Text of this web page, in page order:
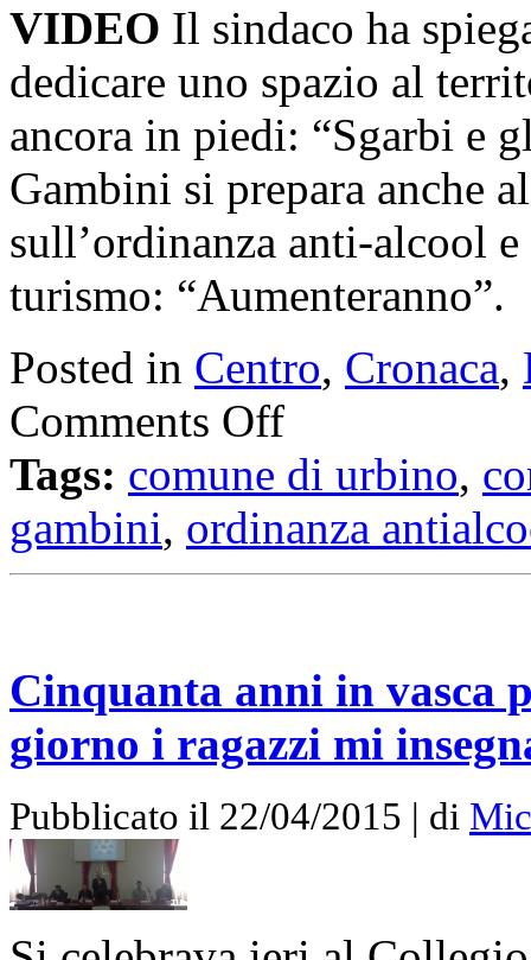
VIDEO Il sindaco ha
dedicare uno spazio al
ancora in piedi: “Sgarbi e
Gambini si prepara anche
sull’ordinanza anti-alcool
turismo: “Aumenteranno”.
Posted in Centro, Cronaca,
Comments Off
Tags: comune di urbino,
gambini, ordinanza
Cinquanta anni in vasca
giorno i ragazzi mi
Pubblicato il 22/04/2015 | di